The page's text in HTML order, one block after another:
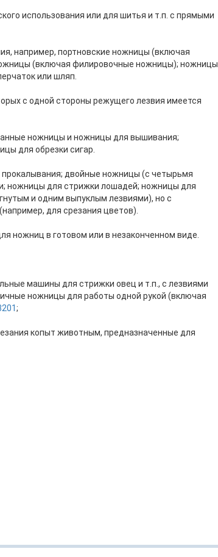
использования или для шитья и т.п. с прямыми
например, портновские ножницы (включая
(включая филировочные ножницы); ножницы
или шляп.
с одной стороны режущего лезвия имеется
ножницы и ножницы для вышивания;
для обрезки сигар.
двойные ножницы (с четырьмя
ножницы для стрижки лошадей; ножницы для
и одним выпуклым лезвиями), но с
для срезания цветов).
ножниц в готовом или в незаконченном виде.
машины для стрижки овец и т.п., с лезвиями
ножницы для работы одной рукой (включая
;
копыт животным, предназначенные для